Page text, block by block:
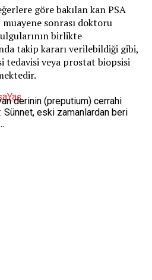
göre bakılan kan PSA
sonrası doktoru
birlikte
takip kararı verilebildiği gibi,
tedavisi veya prostat biopsisi
Yaşderinin (preputium) cerrahi
Sünnet, eski zamanlardan beri